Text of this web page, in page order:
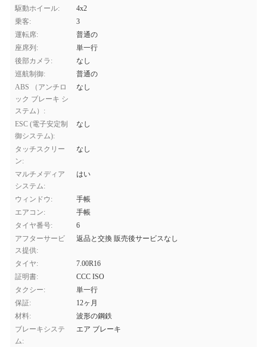
駆動ホイール:
4x2
乗客:
3
運転席:
普通の
座席列:
単一行
後部カメラ:
なし
巡航制御:
普通の
ABS （アンチロ
ック ブレーキ シ
ステム）:
なし
ESC (電子安定制
御システム):
なし
タッチスクリー
ン:
なし
マルチメディア
システム:
はい
ウィンドウ:
手帳
エアコン:
手帳
タイヤ番号:
6
アフターサービ
ス提供:
返品と交換 販売後サービスなし
タイヤ:
7.00R16
証明書:
CCC ISO
タクシー:
単一行
保証:
12ヶ月
材料:
波形の鋼鉄
ブレーキシステ
ム:
エア ブレーキ